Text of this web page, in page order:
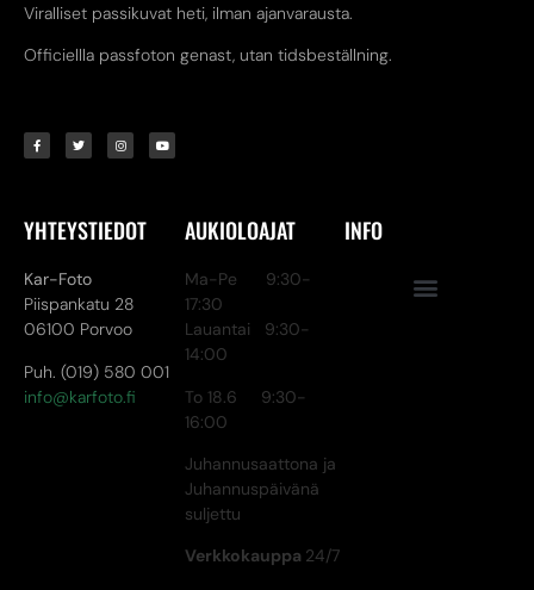
Viralliset passikuvat heti, ilman ajanvarausta.
Officiellla passfoton genast, utan tidsbeställning.
YHTEYSTIEDOT
Kar-Foto
Piispankatu 28
06100 Porvoo
Puh. (019) 580 001
info@karfoto.fi
AUKIOLOAJAT
Ma-Pe 9:30-
17:30
Lauantai 9:30-
14:00
To 18.6 9:30-
16:00
Juhannusaattona ja
Juhannuspäivänä
suljettu
Verkkokauppa 24/7
INFO